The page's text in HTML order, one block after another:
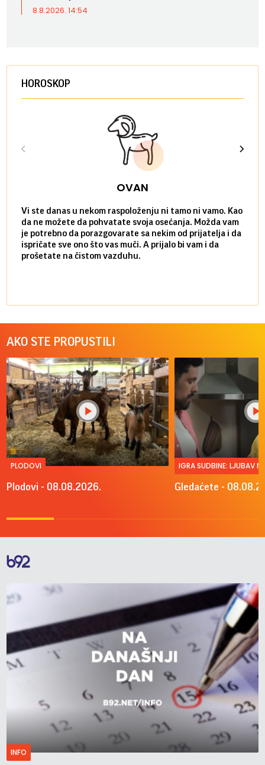
8.8.2026. 14:54
HOROSKOP
OVAN
Vi ste danas u nekom raspoloženju ni tamo ni vamo. Kao
da ne možete da pohvatate svoja osećanja. Možda vam
je potrebno da porazgovarate sa nekim od prijatelja i da
ispričate sve ono što vas muči. A prijalo bi vam i da
prošetate na čistom vazduhu.
AKO STE PROPUSTILI
PLODOVI
Plodovi - 08.08.2026.
IGRA SUDBINE: LJUBAV
Gledaćete -
INFO